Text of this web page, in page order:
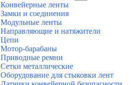
Конвейерные ленты
Замки и соединения
Модульные ленты
Направляющие и натяжители
Цепи
Мотор-барабаны
Приводные ремни
Сетки металлические
Оборудование для стыковки лент